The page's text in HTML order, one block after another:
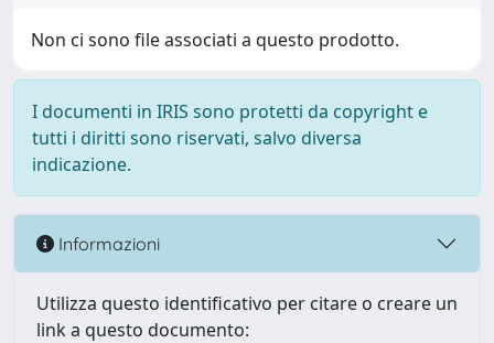
Non ci sono file associati a questo prodotto.
I documenti in IRIS sono protetti da copyright e
tutti i diritti sono riservati, salvo diversa
indicazione.
Informazioni
Utilizza questo identificativo per citare o creare un
link a questo documento: